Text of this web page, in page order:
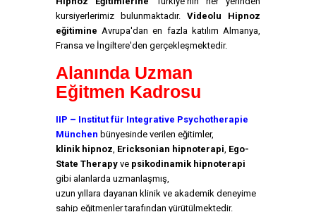
kursiyerlerimiz bulunmaktadır. Videolu Hipnoz
eğitimine Avrupa'dan en fazla katılım Almanya,
Fransa ve İngiltere'den gerçekleşmektedir.
Alanında Uzman
Eğitmen Kadrosu
IIP – Institut für Integrative Psychotherapie
München bünyesinde verilen eğitimler,
klinik hipnoz, Ericksonian hipnoterapi, Ego-
State Therapy ve psikodinamik hipnoterapi
gibi alanlarda uzmanlaşmış,
uzun yıllara dayanan klinik ve akademik deneyime
sahip eğitmenler tarafından yürütülmektedir.